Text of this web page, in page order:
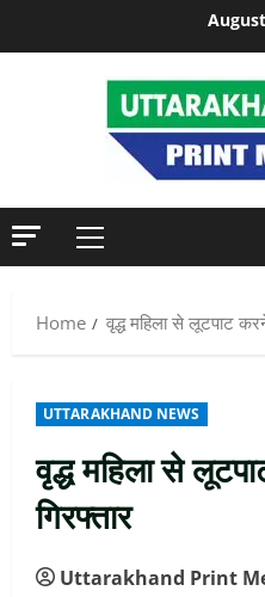
Primary
Home वृद्ध महिला से लूटपाट
UTTARAKHAND NEWS
वृद्ध महिला से
गिरफ्तार
Uttarakhand Print